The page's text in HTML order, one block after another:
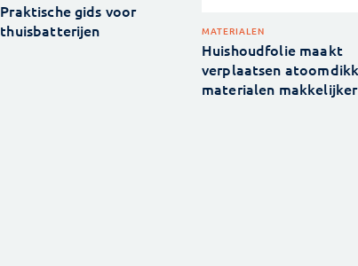
Praktische gids voor
thuisbatterijen
MATERIALEN
Huishoudfolie maakt
verplaatsen
materialen makkelijker